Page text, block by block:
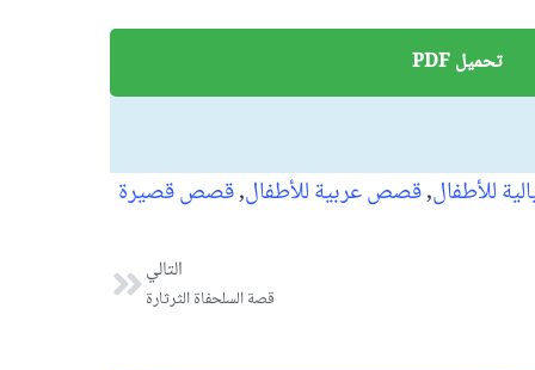
تحميل PDF
للأطفال,قصص عربية للأطفال,قصص قصيرة
التالي
قصة السلحفاة الثرثارة Next